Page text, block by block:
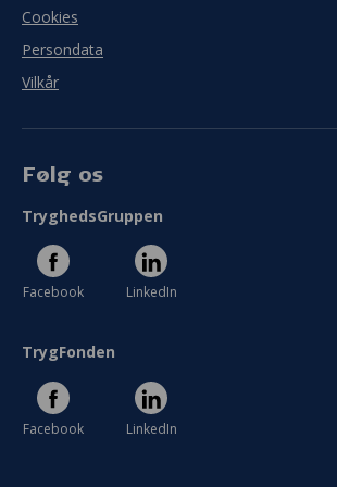
Cookies
Persondata
Vilkår
Følg os
TryghedsGruppen
Facebook LinkedIn
TrygFonden
Facebook LinkedIn